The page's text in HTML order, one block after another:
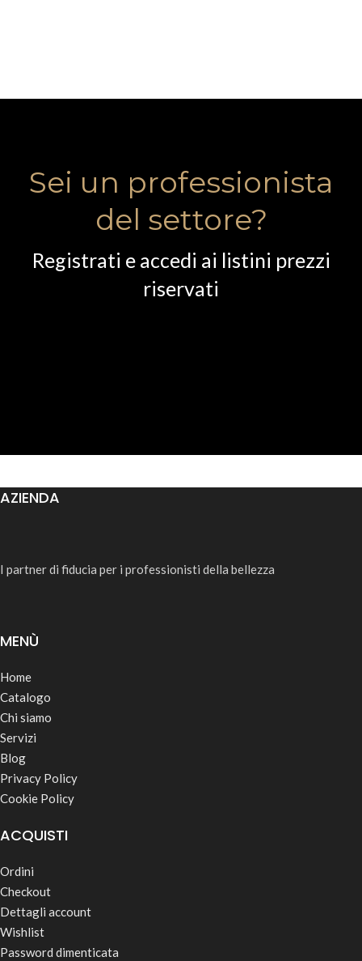
Sei un professionista
del settore?
Registrati e accedi ai listini prezzi
riservati
AZIENDA
I partner di fiducia per i professionisti della bellezza
MENÙ
Home
Catalogo
Chi siamo
Servizi
Blog
Privacy Policy
Cookie Policy
ACQUISTI
Ordini
Checkout
Dettagli account
Wishlist
Password dimenticata